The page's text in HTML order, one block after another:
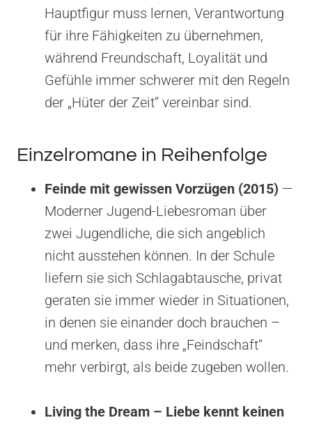
Hauptfigur muss lernen, Verantwortung
für ihre Fähigkeiten zu übernehmen,
während Freundschaft, Loyalität und
Gefühle immer schwerer mit den Regeln
der „Hüter der Zeit“ vereinbar sind.
Einzelromane in Reihenfolge
Feinde mit gewissen Vorzügen (2015) —
Moderner Jugend-Liebesroman über
zwei Jugendliche, die sich angeblich
nicht ausstehen können. In der Schule
liefern sie sich Schlagabtausche, privat
geraten sie immer wieder in Situationen,
in denen sie einander doch brauchen –
und merken, dass ihre „Feindschaft“
mehr verbirgt, als beide zugeben wollen.
Living the Dream – Liebe kennt keinen